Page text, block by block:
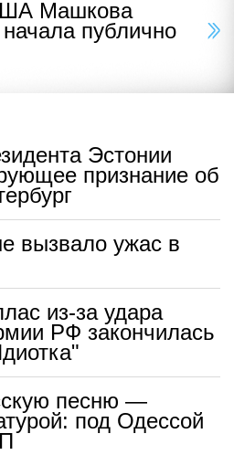
Машкова
публично
Эстонии
признание об
вызвало ужас в
из-за удара
РФ закончилась
песню —
под Одессой